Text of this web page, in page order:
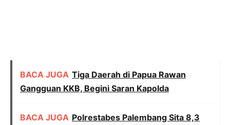
BACA JUGA Tiga Daerah di Papua Rawan
Gangguan KKB, Begini Saran Kapolda
BACA JUGA Polrestabes Palembang Sita 8,3